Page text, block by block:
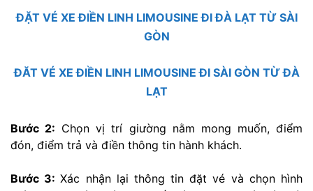
ĐẶT VÉ XE ĐIỀN LINH LIMOUSINE ĐI ĐÀ LẠT TỪ SÀI
GÒN
ĐĂT VÉ XE ĐIỀN LINH LIMOUSINE ĐI SÀI GÒN TỪ ĐÀ
LẠT
Bước 2: Chọn vị trí giường nằm mong muốn, điểm
đón, điểm trả và điền thông tin hành khách.
Bước 3:Xác nhận lại thông tin đặt vé và chọn hình